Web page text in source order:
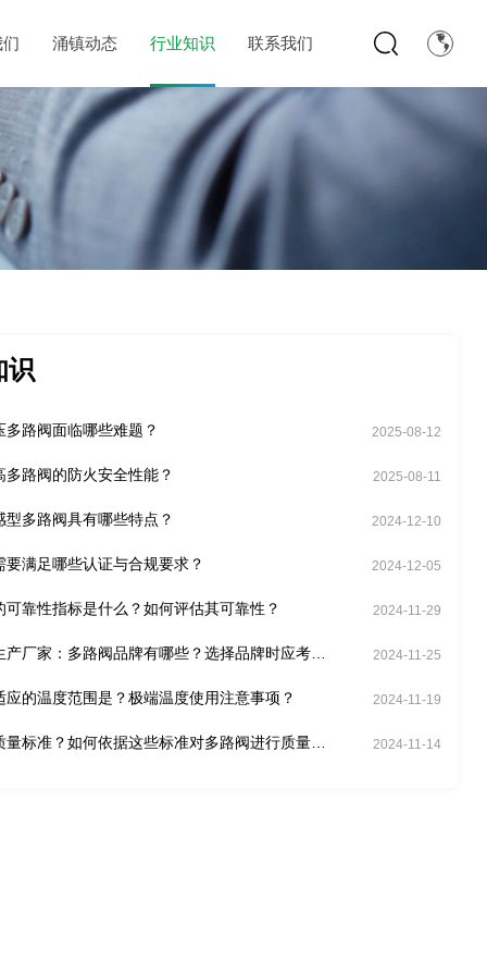
涌镇动态 行业知识 联系我们
识
多路阀面临哪些难题？ 2025-08-12
多路阀的防火安全性能？ 2025-08-11
型多路阀具有哪些特点？ 2024-12-10
要满足哪些认证与合规要求？ 2024-12-05
可靠性指标是什么？如何评估其可靠性？ 2024-11-29
产厂家：多路阀品牌有哪些？选择品牌时应考虑 2024-11-25
应的温度范围是？极端温度使用注意事项？ 2024-11-19
量标准？如何依据这些标准对多路阀进行质量控
2024-11-14